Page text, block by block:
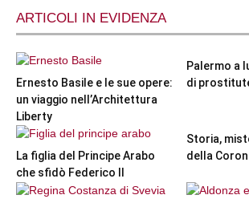
ARTICOLI IN EVIDENZA
Ernesto Basile e le sue opere:
un viaggio nell’Architettura
Liberty
Palermo a
di
La figlia del Principe Arabo
che sfidò Federico II
Storia,
della